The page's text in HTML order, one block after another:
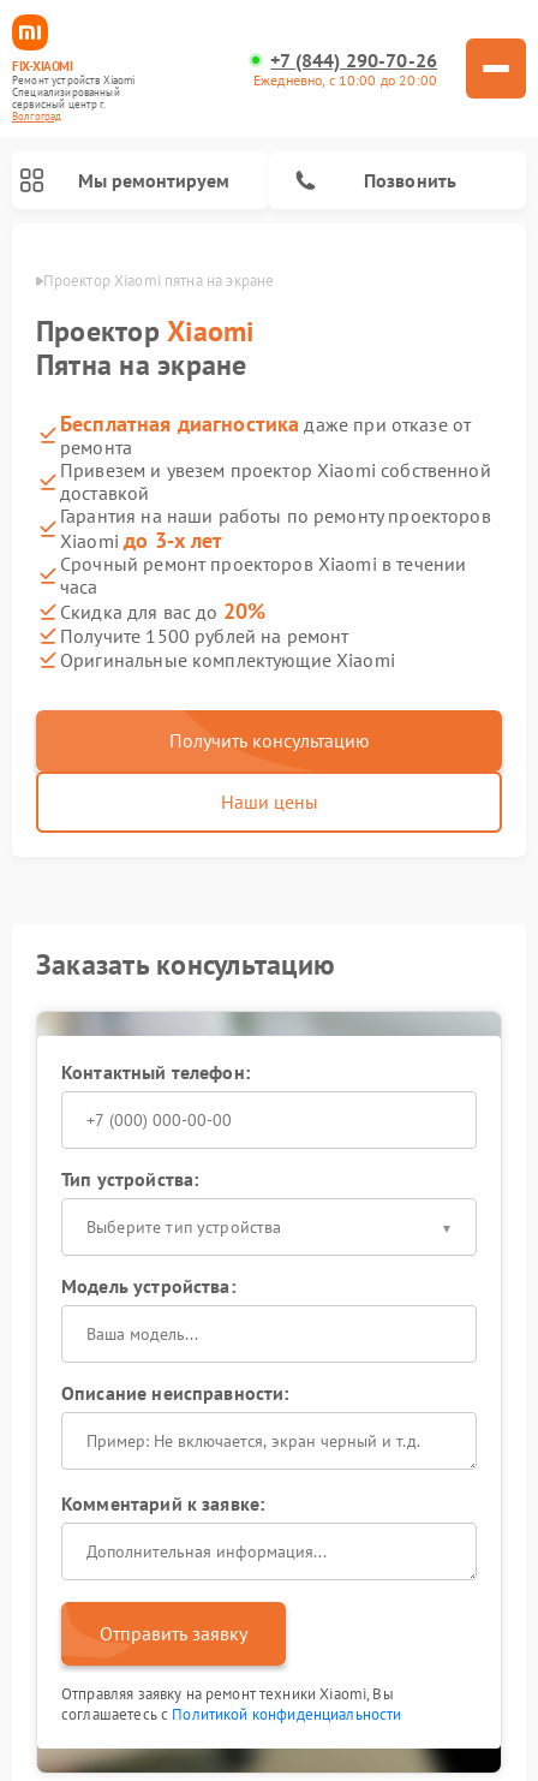
FIX-XIAOMI
Ремонт устройств Xiaomi
Специализированный
cервисный центр г.
Волгоград
+7 (844) 290-70-26
Ежедневно, с 10:00 до 20:00
Мы ремонтируем Позвонить
Проектор Xiaomi пятна на экране
ПроекторXiaomi
Пятна на экране
Бесплатная диагностика даже при отказе от
ремонта
Привезем и увезем проектор Xiaomi собственной
доставкой
Гарантия на наши работы по ремонту проекторов
Xiaomiдо 3-х лет
Срочный ремонт проекторов Xiaomi в течении
часа
Скидка для вас до 20%
Получите 1500 рублей на ремонт
Оригинальные комплектующие Xiaomi
Получить консультацию
Наши цены
Заказать консультацию
Контактный телефон:
Тип устройства:
Выберите тип устройства
Модель устройства:
Описание неисправности:
Комментарий к заявке:
Отправить заявку
Отправляя заявку на ремонт техники Xiaomi, Вы
соглашаетесь с Политикой конфиденциальности